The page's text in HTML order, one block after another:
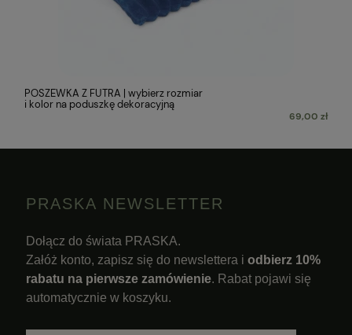
POSZEWKA Z FUTRA | wybierz rozmiar
i kolor na poduszkę dekoracyjną
69,00 zł
PRASKA NEWSLETTER
Dołącz do świata PRASKA.
Załóż konto, zapisz się do newslettera i odbierz 10%
rabatu na pierwsze zamówienie. Rabat pojawi się
automatycznie w koszyku.